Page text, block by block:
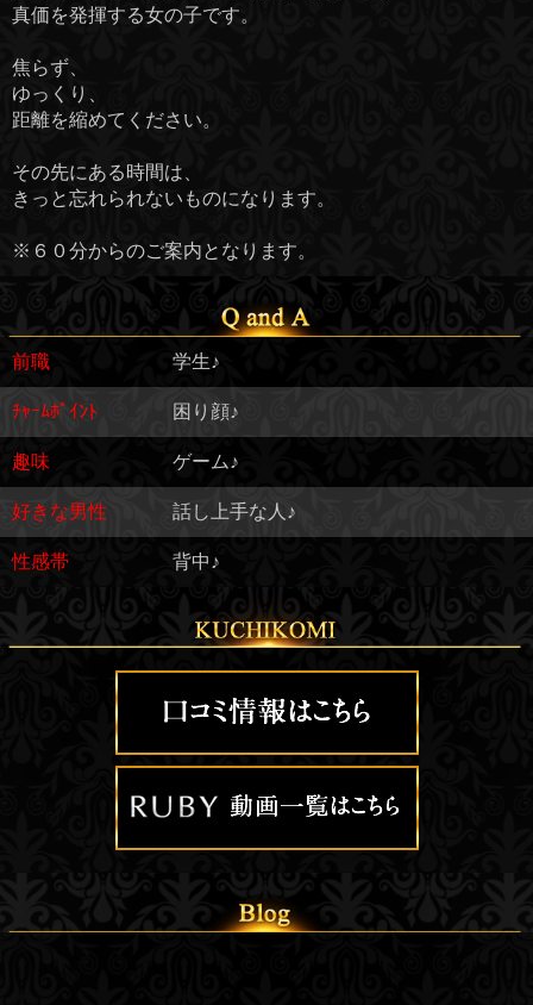
真価を発揮する女の子です。
焦らず、
ゆっくり、
距離を縮めてください。
その先にある時間は、
きっと忘れられないものになります。
※６０分からのご案内となります。
前職 学生♪
ﾁｬｰﾑﾎﾟｲﾝﾄ 困り顔♪
趣味 ゲーム♪
好きな男性 話し上手な人♪
性感帯 背中♪